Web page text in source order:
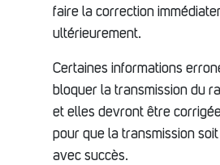
faire la correction
ultérieurement.
Certaines informations
bloquer la transmission du
et elles devront être
pour que la transmission
avec succès.